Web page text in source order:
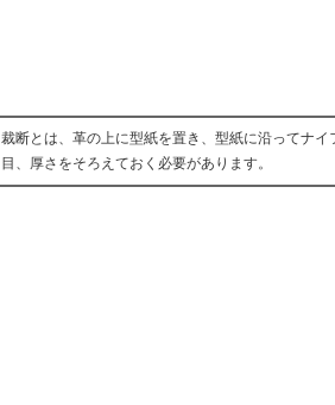
裁断とは、革の上に型紙を置き、型紙に沿ってナ
目、厚さをそろえておく必要があります。